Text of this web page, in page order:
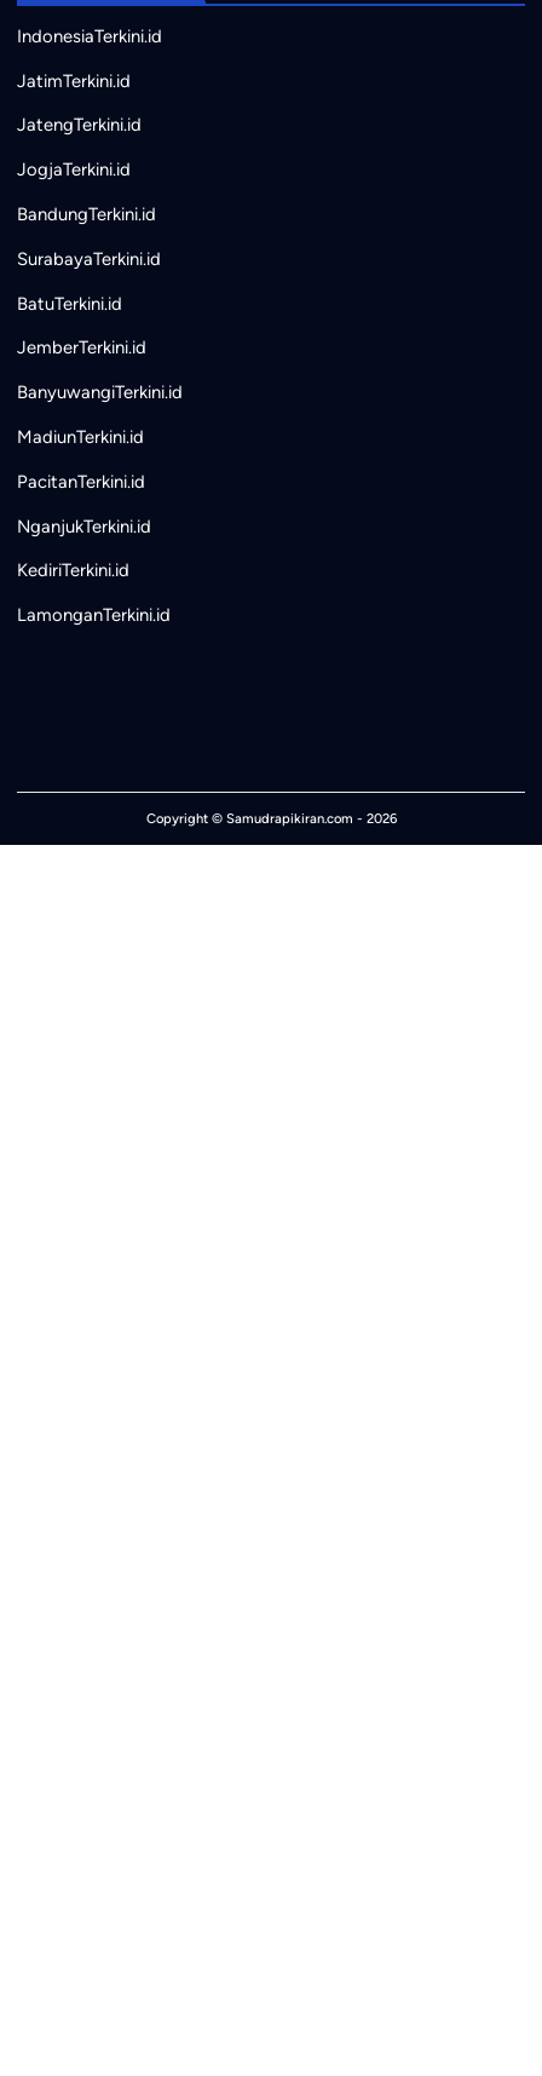
IndonesiaTerkini.id
JatimTerkini.id
JatengTerkini.id
JogjaTerkini.id
BandungTerkini.id
SurabayaTerkini.id
BatuTerkini.id
JemberTerkini.id
BanyuwangiTerkini.id
MadiunTerkini.id
PacitanTerkini.id
NganjukTerkini.id
KediriTerkini.id
LamonganTerkini.id
Copyright © Samudrapikiran.com - 2026